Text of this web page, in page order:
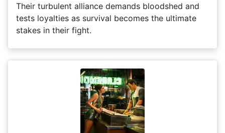
Their turbulent alliance demands bloodshed and
tests loyalties as survival becomes the ultimate
stakes in their fight.